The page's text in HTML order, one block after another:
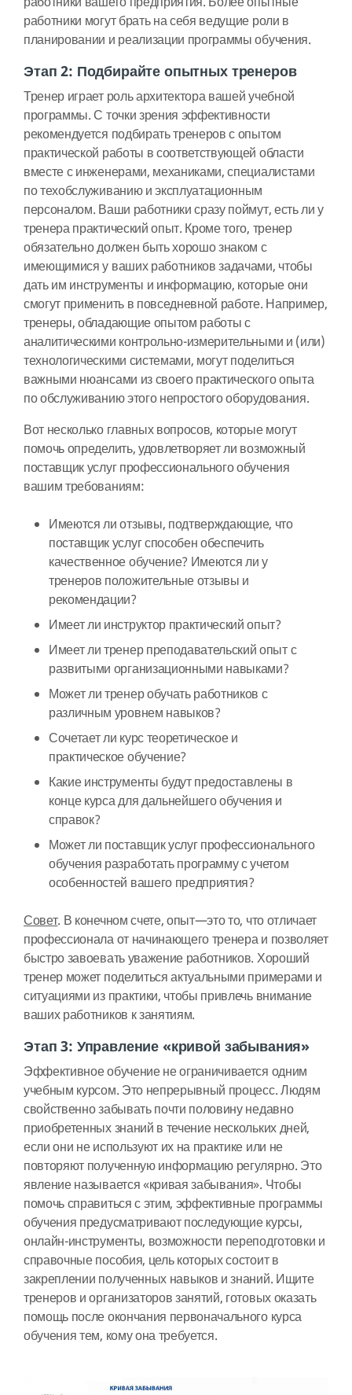
работники могут брать на себя ведущие роли в
планировании и реализации программы обучения.
Этап 2: Подбирайте опытных тренеров
Тренер играет роль архитектора вашей учебной
программы. С точки зрения эффективности
рекомендуется подбирать тренеров с опытом
практической работы в соответствующей области
вместе с инженерами, механиками, специалистами
по техобслуживанию и эксплуатационным
персоналом. Ваши работники сразу поймут, есть ли у
тренера практический опыт. Кроме того, тренер
обязательно должен быть хорошо знаком с
имеющимися у ваших работников задачами, чтобы
дать им инструменты и информацию, которые они
смогут применить в повседневной работе. Например,
тренеры, обладающие опытом работы с
аналитическими контрольно-измерительными и (или)
технологическими системами, могут поделиться
важными нюансами из своего практического опыта
по обслуживанию этого непростого оборудования.
Вот несколько главных вопросов, которые могут
помочь определить, удовлетворяет ли возможный
поставщик услуг профессионального обучения
вашим требованиям:
Имеются ли отзывы, подтверждающие, что
поставщик услуг способен обеспечить
качественное обучение? Имеются ли у
тренеров положительные отзывы и
рекомендации?
Имеет ли инструктор практический опыт?
Имеет ли тренер преподавательский опыт с
развитыми организационными навыками?
Может ли тренер обучать работников с
различным уровнем навыков?
Сочетает ли курс теоретическое и
практическое обучение?
Какие инструменты будут предоставлены в
конце курса для дальнейшего обучения и
справок?
Может ли поставщик услуг профессионального
обучения разработать программу с учетом
особенностей вашего предприятия?
Совет. В конечном счете, опыт—это то, что отличает
профессионала от начинающего тренера и позволяет
быстро завоевать уважение работников. Хороший
тренер может поделиться актуальными примерами и
ситуациями из практики, чтобы привлечь внимание
ваших работников к занятиям.
Этап 3: Управление «кривой забывания»
Эффективное обучение не ограничивается одним
учебным курсом. Это непрерывный процесс. Людям
свойственно забывать почти половину недавно
приобретенных знаний в течение нескольких дней,
если они не используют их на практике или не
повторяют полученную информацию регулярно. Это
явление называется «кривая забывания». Чтобы
помочь справиться с этим, эффективные программы
обучения предусматривают последующие курсы,
онлайн-инструменты, возможности переподготовки и
справочные пособия, цель которых состоит в
закреплении полученных навыков и знаний. Ищите
тренеров и организаторов занятий, готовых оказать
помощь после окончания первоначального курса
обучения тем, кому она требуется.